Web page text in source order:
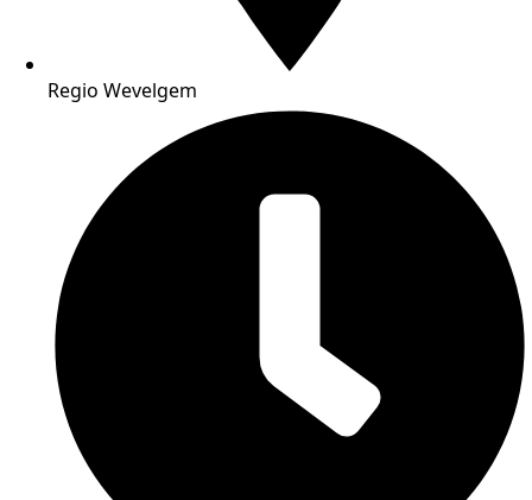
Regio Wevelgem